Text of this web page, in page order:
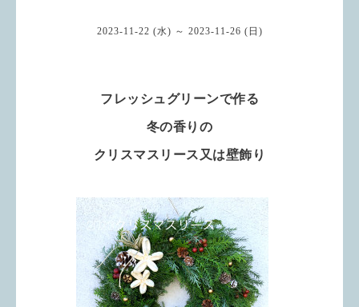
2023-11-22 (水) ～ 2023-11-26 (日)
フレッシュグリーンで作る
冬の香りの
クリスマスリース又は壁飾り